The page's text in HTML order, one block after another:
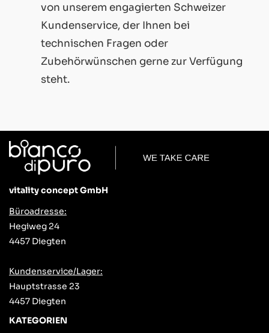
von unserem engagierten Schweizer
Kundenservice, der Ihnen bei
technischen Fragen oder
Zubehörwünschen gerne zur Verfügung
steht.
vitality concept GmbH
Büroadresse:
Hegiweg 24
4457 Diegten
Kundenservice/Lager:
Hauptstrasse 23
4457 Diegten
KATEGORIEN